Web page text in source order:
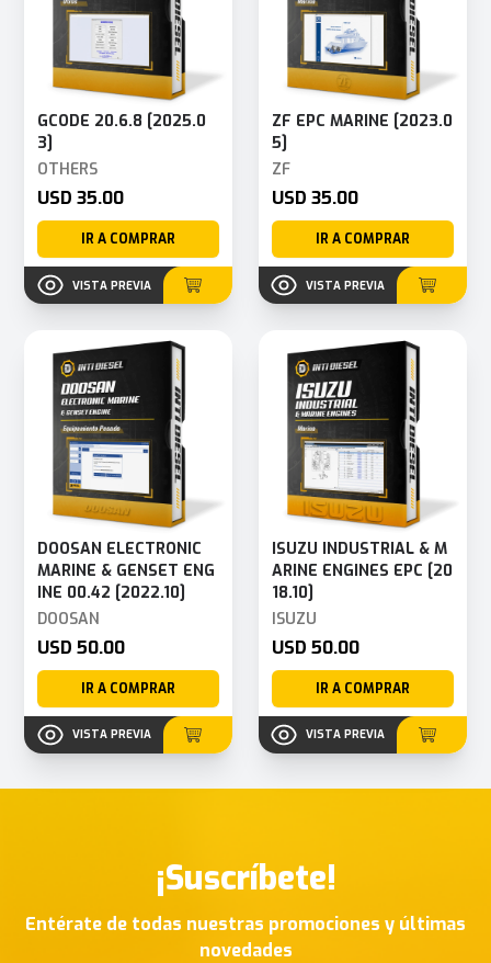
GCODE 20.6.8 [2025.0
3]
OTHERS
USD 35.00
IR A COMPRAR
VISTA PREVIA
ZF EPC MARINE [2023.0
5]
ZF
USD 35.00
IR A COMPRAR
VISTA PREVIA
DOOSAN ELECTRONIC
MARINE & GENSET ENG
INE 00.42 [2022.10]
DOOSAN
USD 50.00
IR A COMPRAR
VISTA PREVIA
ISUZU INDUSTRIAL & M
ARINE ENGINES EPC [20
18.10]
ISUZU
USD 50.00
IR A COMPRAR
VISTA PREVIA
¡Suscríbete!
Entérate de todas nuestras promociones y últimas
novedades